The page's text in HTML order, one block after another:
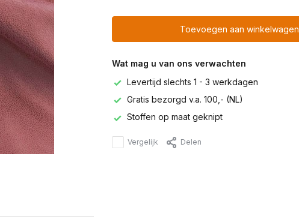
Toevoegen aan winkelwagen
Wat mag u van ons verwachten
Levertijd slechts 1 - 3 werkdagen
Gratis bezorgd v.a. 100,- (NL)
Stoffen op maat geknipt
Vergelijk Delen